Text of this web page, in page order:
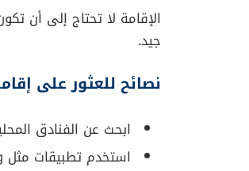
الإقامة لا تحتاج إلى أن
جيد.
نصائح للعثور على
ابحث عن الفنادق
استخدم تطبيقات مثل Booking وAirbnb للبحث عن أفضل الصفقات.